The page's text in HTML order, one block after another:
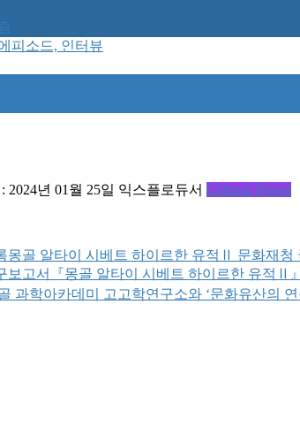
피소드, 인터뷰
2024년 01월 25일 익스플로듀서 Cultural Digest
몽골 알타이 시베트 하이르한 유적Ⅱ 문화재
보고서『몽골 알타이 시베트 하이르한 유적
과학아카데미 고고학연구소와 ‘문화유산의